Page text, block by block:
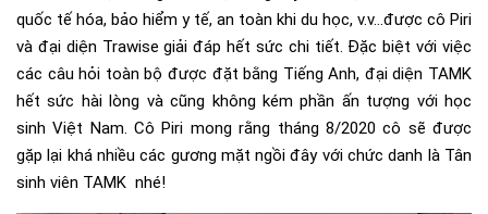
quốc tế hóa, bảo hiểm y tế, an toàn khi du học, v.v…được cô Piri
và đại diện Trawise giải đáp hết sức chi tiết. Đặc biệt với việc
các câu hỏi toàn bộ được đặt bằng Tiếng Anh, đại diện TAMK
hết sức hài lòng và cũng không kém phần ấn tượng với học
sinh Việt Nam. Cô Piri mong rằng tháng 8/2020 cô sẽ được
gặp lại khá nhiều các gương mặt ngồi đây với chức danh là Tân
sinh viên TAMK nhé!